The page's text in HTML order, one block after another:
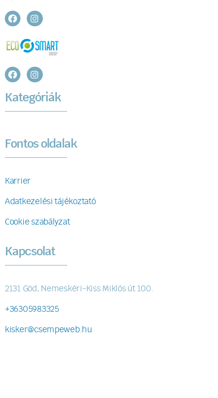
Kategóriák
Fontos oldalak
Karrier
Adatkezelési tájékoztató
Cookie szabályzat
Kapcsolat
2131 Göd, Nemeskéri-Kiss Miklós út 100.
+36305983325
kisker@csempeweb.hu